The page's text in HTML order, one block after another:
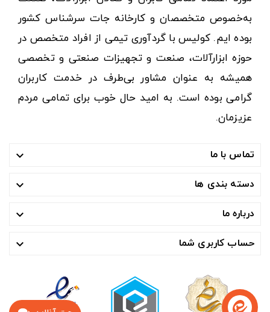
به‌خصوص متخصصان و کارخانه جات سرشناس کشور
بوده ایم. کولیس با گردآوری تیمی از افراد متخصص در
حوزه ابزارآلات، صنعت و تجهیزات صنعتی و تخصصی
همیشه به عنوان مشاور بی‌طرف در خدمت کاربران
گرامی بوده است. به امید حال خوب برای تمامی مردم
عزیزمان.
تماس با ما 
دسته بندی ها 
درباره ما 
حساب کاربری شما 